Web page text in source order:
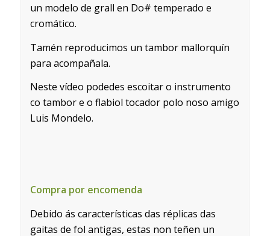
un modelo de grall en Do# temperado e
cromático.
Tamén reproducimos un tambor mallorquín
para acompañala.
Neste vídeo podedes escoitar o instrumento
co tambor e o flabiol tocador polo noso amigo
Luis Mondelo.
Compra por encomenda
Debido ás características das réplicas das
gaitas de fol antigas, estas non teñen un